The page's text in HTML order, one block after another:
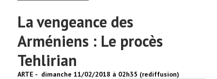
La vengeance des
Arméniens : Le procès
Tehlirian
ARTE - dimanche 11/02/2018 à 02h35 (rediffusion)